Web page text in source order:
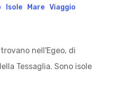
Isole Mare Viaggio
nell'Egeo, di
Tessaglia. Sono isole